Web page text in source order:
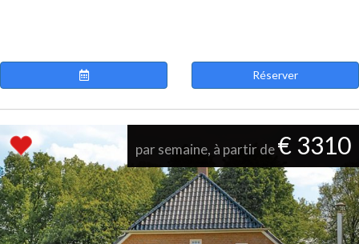
Réserver
par semaine, à partir de€ 3310